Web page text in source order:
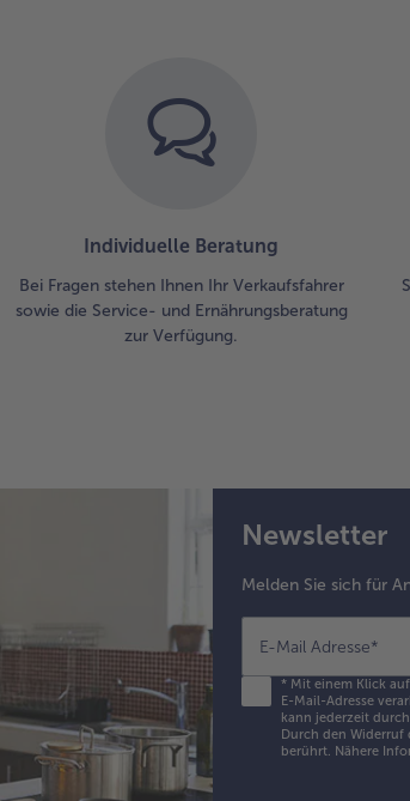
Individuelle Beratung
Bei Fragen stehen Ihnen Ihr Verkaufsfahrer
sowie die Service- und Ernährungsberatung
zur Verfügung.
Newsletter
Melden Sie sich für
E-Mail Adresse*
*Mit einem Klick
E-Mail-Adresse
kann jederzeit
Durch den
berührt. Nähere